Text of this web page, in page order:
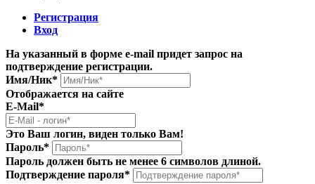
Регистрация
Вход
На указанный в форме e-mail придет запрос на
подтверждение регистрации.
Имя/Ник*
Отображается на сайте
E-Mail*
Это Ваш логин, виден только Вам!
Пароль*
Пароль должен быть не менее 6 символов длиной.
Подтверждение пароля*